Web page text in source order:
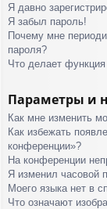
Я давно
Я забыл пароль!
Почему мне
пароля?
Что делает
Параметры и
Как мне изменить
Как избежать
конференции»?
На конференции
Я изменил часовой
Моего языка нет в
Что означают